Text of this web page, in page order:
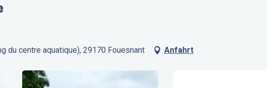
du centre aquatique), 29170 Fouesnant Anfahrt